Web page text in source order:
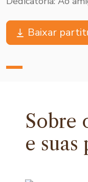
Baixar
Sobre
e suas